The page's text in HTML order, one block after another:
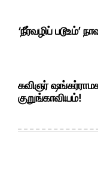
‘நீர்வழிப் படூஉம்’
கவிஞர்
குறுங்காவியம்!